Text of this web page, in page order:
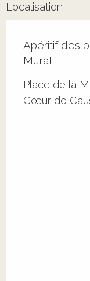
Localisation
Apéritif des
Murat
Place de la
Cœur de